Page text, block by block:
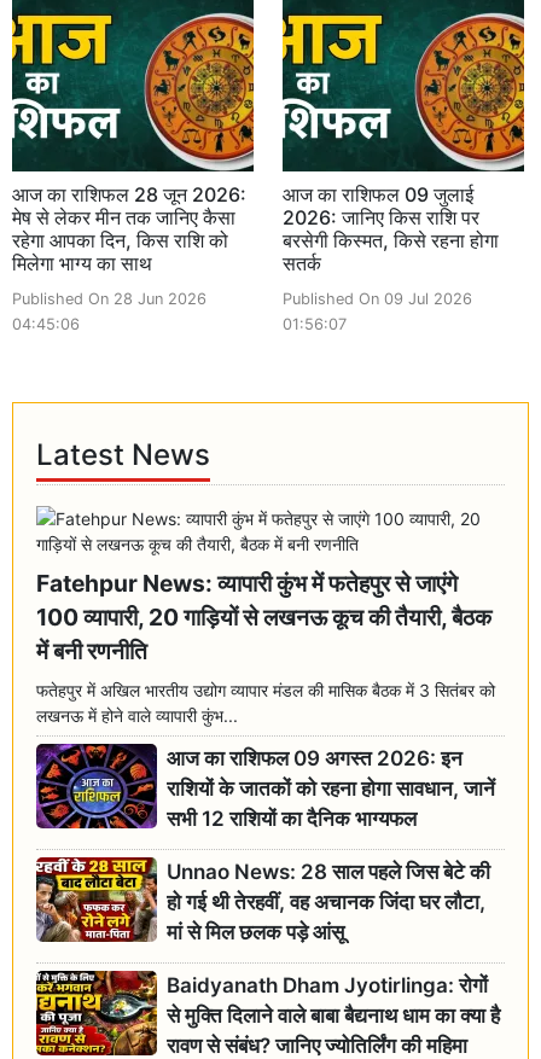
आज का राशिफल 28 जून 2026:
मेष से लेकर मीन तक जानिए कैसा
रहेगा आपका दिन, किस राशि को
मिलेगा भाग्य का साथ
Published On 28 Jun 2026
04:45:06
आज का राशिफल 09 जुलाई
2026: जानिए किस राशि पर
बरसेगी किस्मत, किसे रहना होगा
सतर्क
Published On 09 Jul 2026
01:56:07
Latest News
Fatehpur News: व्यापारी कुंभ में फतेहपुर से जाएंगे
100 व्यापारी, 20 गाड़ियों से लखनऊ कूच की तैयारी, बैठक
में बनी रणनीति
फतेहपुर में अखिल भारतीय उद्योग व्यापार मंडल की मासिक बैठक में 3 सितंबर को
लखनऊ में होने वाले व्यापारी कुंभ...
आज का राशिफल 09 अगस्त 2026: इन
राशियों के जातकों को रहना होगा सावधान, जानें
सभी 12 राशियों का दैनिक भाग्यफल
Unnao News: 28 साल पहले जिस बेटे की
हो गई थी तेरहवीं, वह अचानक जिंदा घर लौटा,
मां से मिल छलक पड़े आंसू
Baidyanath Dham Jyotirlinga: रोगों
से मुक्ति दिलाने वाले बाबा बैद्यनाथ धाम का क्या है
रावण से संबंध? जानिए ज्योतिर्लिंग की महिमा